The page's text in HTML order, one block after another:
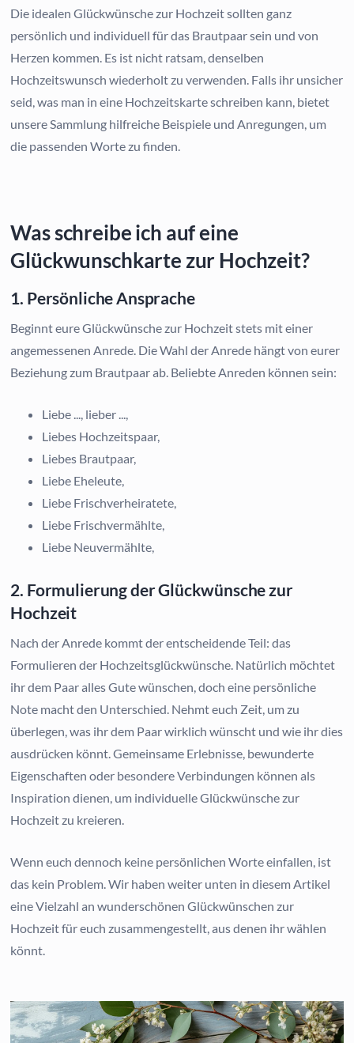
Die idealen Glückwünsche zur Hochzeit sollten ganz
persönlich und individuell für das Brautpaar sein und von
Herzen kommen. Es ist nicht ratsam, denselben
Hochzeitswunsch wiederholt zu verwenden. Falls ihr unsicher
seid, was man in eine Hochzeitskarte schreiben kann, bietet
unsere Sammlung hilfreiche Beispiele und Anregungen, um
die passenden Worte zu finden.
Was schreibe ich auf eine
Glückwunschkarte zur Hochzeit?
1. Persönliche Ansprache
Beginnt eure Glückwünsche zur Hochzeit stets mit einer
angemessenen Anrede. Die Wahl der Anrede hängt von eurer
Beziehung zum Brautpaar ab. Beliebte Anreden können sein:
Liebe ..., lieber ...,
Liebes Hochzeitspaar,
Liebes Brautpaar,
Liebe Eheleute,
Liebe Frischverheiratete,
Liebe Frischvermählte,
Liebe Neuvermählte,
2. Formulierung der Glückwünsche zur
Hochzeit
Nach der Anrede kommt der entscheidende Teil: das
Formulieren der Hochzeitsglückwünsche. Natürlich möchtet
ihr dem Paar alles Gute wünschen, doch eine persönliche
Note macht den Unterschied. Nehmt euch Zeit, um zu
überlegen, was ihr dem Paar wirklich wünscht und wie ihr dies
ausdrücken könnt. Gemeinsame Erlebnisse, bewunderte
Eigenschaften oder besondere Verbindungen können als
Inspiration dienen, um individuelle Glückwünsche zur
Hochzeit zu kreieren.
Wenn euch dennoch keine persönlichen Worte einfallen, ist
das kein Problem. Wir haben weiter unten in diesem Artikel
eine Vielzahl an wunderschönen Glückwünschen zur
Hochzeit für euch zusammengestellt, aus denen ihr wählen
könnt.